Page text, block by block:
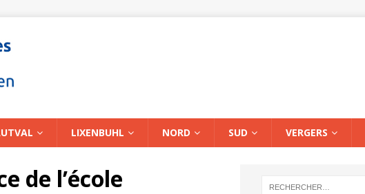
LIXENBUHL NORD SUD VERGERS
de l’école